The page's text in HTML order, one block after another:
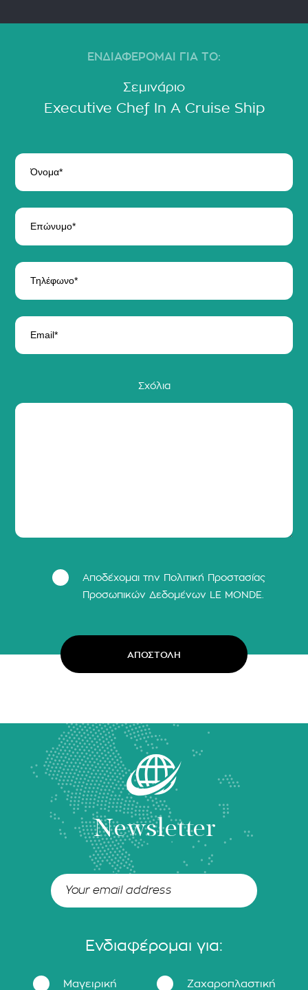
ΕΝΔΙΑΦΕΡΟΜΑΙ ΓΙΑ ΤΟ:
Σεμινάριο
Σχόλια
Αποδέχομαι την Πολιτική Προστασίας
Προσωπικών Δεδομένων LΕ MONDE.
Newsletter
Ενδιαφέρομαι για:
Μαγειρική Ζαχαροπλαστική